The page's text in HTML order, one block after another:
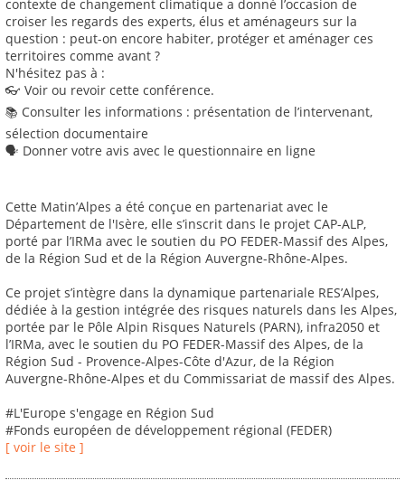
contexte de changement climatique a donné l’occasion de
croiser les regards des experts, élus et aménageurs sur la
question : peut-on encore habiter, protéger et aménager ces
territoires comme avant ?
N'hésitez pas à :
👓 Voir ou revoir cette conférence.
📚 Consulter les informations : présentation de l’intervenant,
sélection documentaire
🗣️ Donner votre avis avec le questionnaire en ligne
Cette Matin’Alpes a été conçue en partenariat avec le
Département de l'Isère, elle s’inscrit dans le projet CAP-ALP,
porté par l’IRMa avec le soutien du PO FEDER-Massif des Alpes,
de la Région Sud et de la Région Auvergne-Rhône-Alpes.
Ce projet s’intègre dans la dynamique partenariale RES’Alpes,
dédiée à la gestion intégrée des risques naturels dans les Alpes,
portée par le Pôle Alpin Risques Naturels (PARN), infra2050 et
l’IRMa, avec le soutien du PO FEDER-Massif des Alpes, de la
Région Sud - Provence-Alpes-Côte d'Azur, de la Région
Auvergne-Rhône-Alpes et du Commissariat de massif des Alpes.
#L'Europe s'engage en Région Sud
#Fonds européen de développement régional (FEDER)
[ voir le site ]